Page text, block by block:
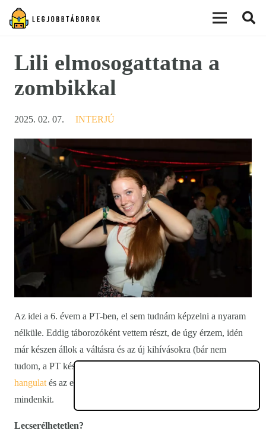
Lili elmosogattatna a
zombikkal
2025. 02. 07. INTERJÚ
Az idei a 6. évem a PT-ben, el sem tudnám képzelni a nyaram
nélküle. Eddig táborozóként vettem részt, de úgy érzem, idén
már készen állok a váltásra és az új kihívásokra (bár nem
tudom, a PT készen áll-e rám. Nagyon hiányzik a légkör, a
hangulatés az emberek; várom, hogy viszontlássak mindent és
mindenkit.
Lecserélhetetlen?